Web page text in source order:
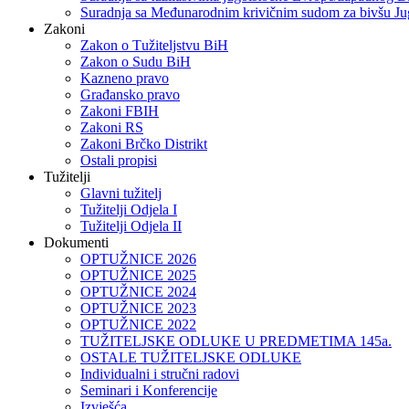
Suradnja sa Međunarodnim krivičnim sudom za bivšu
Zakoni
Zakon o Тužiteljstvu BiH
Zakon o Sudu BiH
Kazneno pravo
Građansko pravo
Zakoni FBIH
Zakoni RS
Zakoni Brčko Distrikt
Ostali propisi
Tužitelji
Glavni tužitelj
Tužitelji Odjela I
Tužitelji Odjela II
Dokumenti
OPTUŽNICE 2026
OPTUŽNICE 2025
OPTUŽNICE 2024
OPTUŽNICE 2023
OPTUŽNICE 2022
TUŽITELJSKE ODLUKE U PREDMETIMA 145a.
OSTALE TUŽITELJSKE ODLUKE
Individualni i stručni radovi
Seminari i Konferencije